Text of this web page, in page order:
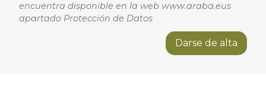
encuentra disponible en la web www.araba.eus
apartado Protección de Datos
Darse de alta